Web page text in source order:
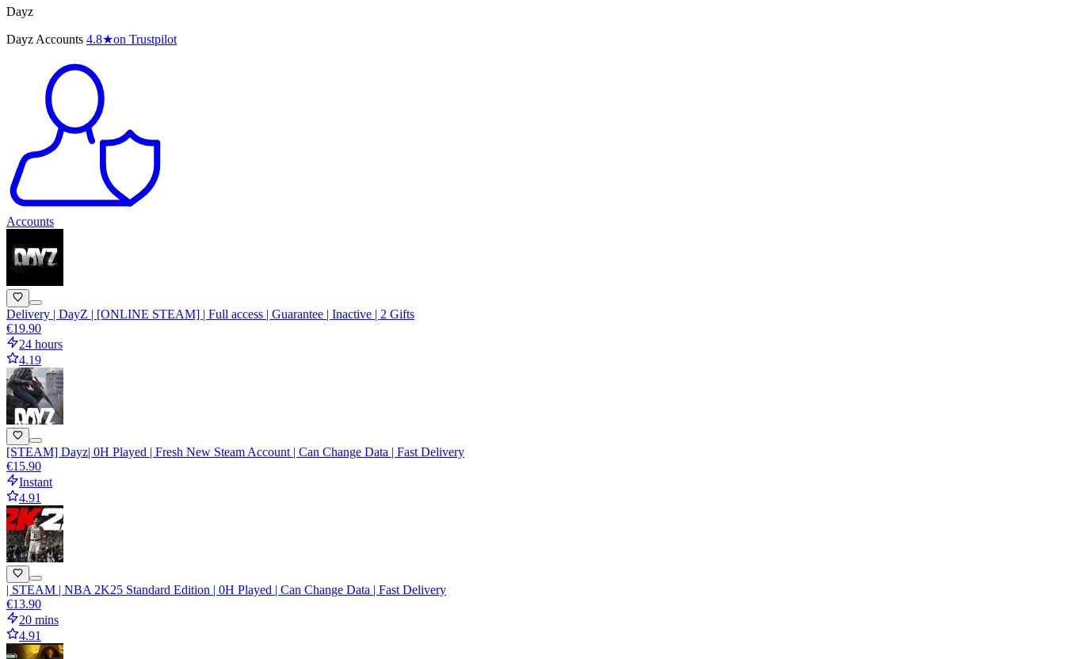
Dayz
Dayz Accounts 4.8★on Trustpilot
Accounts
Delivery | DayZ | [ONLINE STEAM] | Full access | Guarantee | Inactive | 2 Gifts
€19.90
24 hours
4.19
[STEAM] Dayz| 0H Played | Fresh New Steam Account | Can Change Data | Fast Delivery
€15.90
Instant
4.91
| STEAM | NBA 2K25 Standard Edition | 0H Played | Can Change Data | Fast Delivery
€13.90
20 mins
4.91